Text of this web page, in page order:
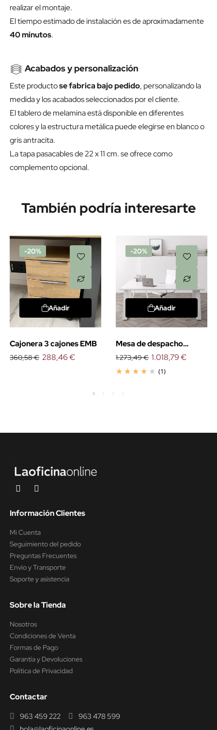
realizar el montaje.
El tiempo estimado de instalación es de aproximadamente
40 minutos.
Acabados y personalización
Este productose fabrica bajo pedido, personalizando la
medida y los acabados seleccionados por el cliente.
El tablero de melamina está disponible en diferentes
colores y la estructura metálica puede elegirse en blanco o
gris antracita.
La tapa pasacables de 22 x 11 cm. se ofrece como
complemento opcional.
También podría interesarte
-20%
Añadir
Cajonera 3 cajones EMB
360,58 € 288,46 €
-20%
Añadir
Mesa de despacho
esquinera Piramid
1.273,49 €
(1)
1.018,79 €
Información Clientes
Mi Cuenta
Seguimiento del pedido
Preguntas Frecuentes
Envío y Transporte
Soporte y asistencia
Sobre la Tienda
Nosotros
Condiciones de Venta
Formas de Pago
Garantía y Devoluciones
Política de Privacidad
Contactar
963 459 222
963 478 599